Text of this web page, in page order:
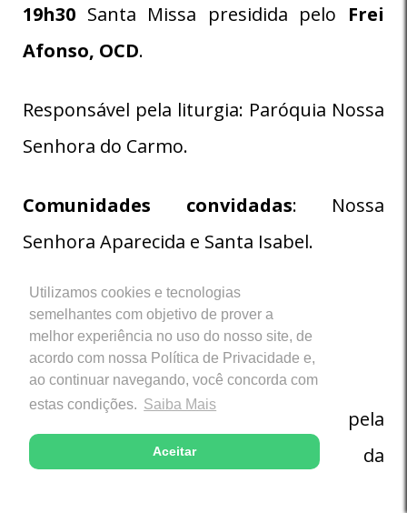
Utilizamos cookies e tecnologias
semelhantes com objetivo de prover a
melhor experiência no uso do nosso site, de
acordo com nossa Política de Privacidade e,
ao continuar navegando, você concorda com
estas condições. Saiba Mais
Aceitar
19h30 Santa Missa presidida pelo Frei
Afonso, OCD.
Responsável pela liturgia: Paróquia Nossa
Senhora do Carmo.
Comunidades convidadas: Nossa
Senhora Aparecida e Santa Isabel.
09/09 Sexta feira
Santa Missa – Responsáveis pela
liturgia: Ministros da Eucaristia e da